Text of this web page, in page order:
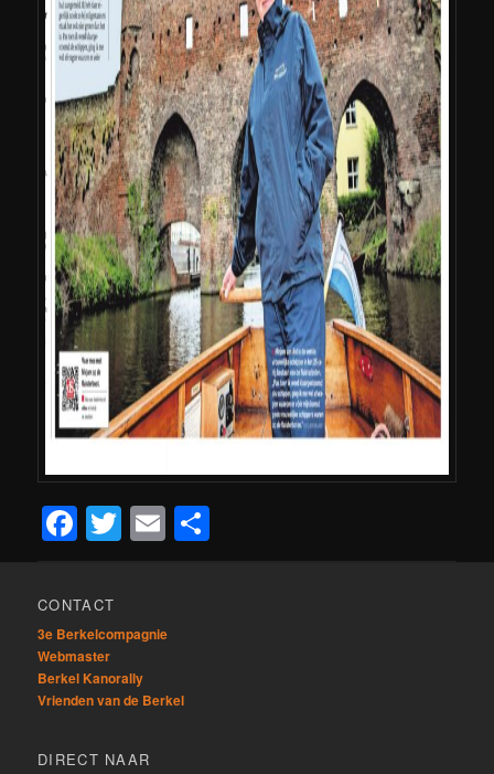
Facebook
Twitter
Email
CONTACT
3e Berkelcompagnie
Webmaster
Berkel Kanorally
Vrienden van de Berkel
DIRECT NAAR